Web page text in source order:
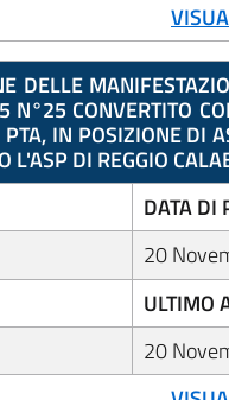
DELLE
CONVERTITO
IN POSIZIONE
DI REGGIO
DATA DI
20
ULTIMO
20